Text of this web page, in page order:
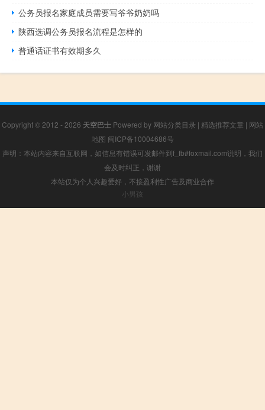
公务员报名家庭成员需要写爷爷奶奶吗
陕西选调公务员报名流程是怎样的
普通话证书有效期多久
Copyright © 2012 - 2026 天空巴士 Powered by 网站分类目录 | 精选推荐文章 | 网站
地图 闽ICP备10004686号
声明：本站内容来自互联网，如信息有错误可发邮件到f_fb#foxmail.com说明，我们
会及时纠正，谢谢
本站仅为个人兴趣爱好，不接盈利性广告及商业合作
小男孩